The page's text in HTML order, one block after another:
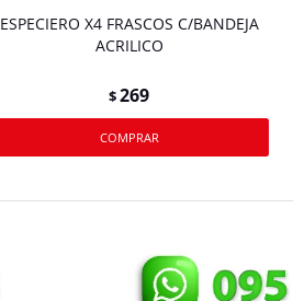
ESPECIERO X4 FRASCOS C/BANDEJA
ACRILICO
$269